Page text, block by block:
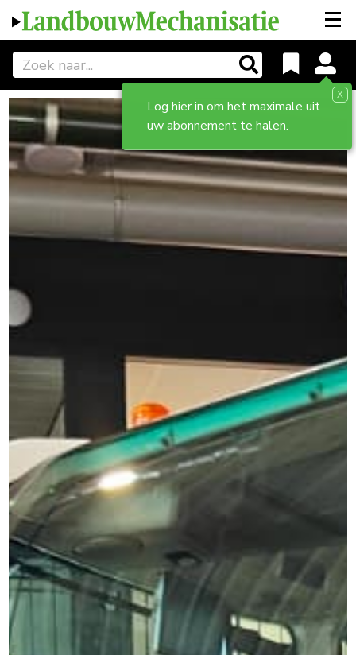
Log hier in om het maximale uit
uw abonnement te halen.
X